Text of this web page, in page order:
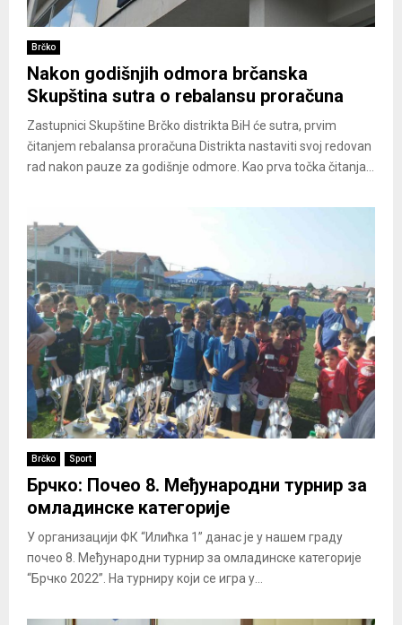
Brčko
Nakon godišnjih odmora brčanska
Skupština sutra o rebalansu proračuna
Zastupnici Skupštine Brčko distrikta BiH će sutra, prvim
čitanjem rebalansa proračuna Distrikta nastaviti svoj redovan
rad nakon pauze za godišnje odmore. Kao prva točka čitanja...
Brčko Sport
Брчко: Почео 8. Међународни турнир за
омладинске категорије
У организацији ФК “Илићка 1” данас је у нашем граду
почео 8. Међународни турнир за омладинске категорије
“Брчко 2022”. На турниру који се игра у...